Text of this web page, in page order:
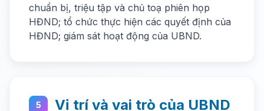
chuẩn bị, triệu tập và chủ toạ phiên họp
HĐND; tổ chức thực hiện các quyết định của
HĐND; giám sát hoạt động của UBND.
5 Vị trí và vai trò của UBND